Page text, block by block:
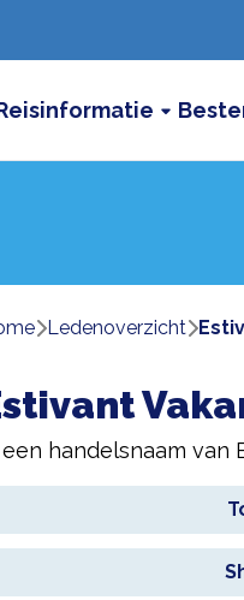
ledenoverzicht
een handelsnaam van